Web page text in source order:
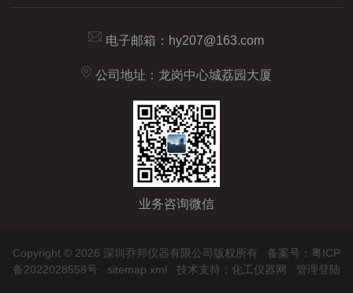
电子邮箱： hy207@163.com
公司地址：龙岗中心城荔园大厦
业务咨询微信
Copyright © 2026 深圳乔邦仪器有限公司版权所有 备案号：粤ICP
备2022028558号
sitemap.xml 技术支持： 化工仪器网 管理登陆